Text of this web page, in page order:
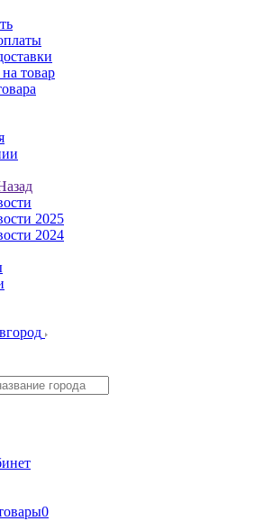
товар
2025
2024
0